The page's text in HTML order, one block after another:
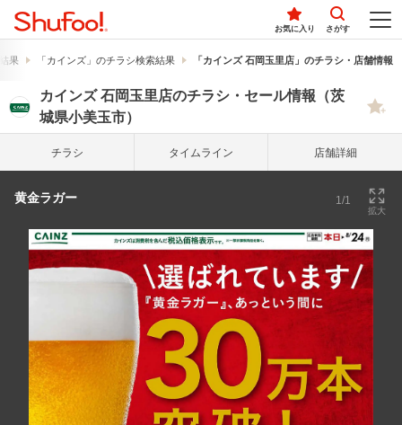
お気に入り さがす
果 「カインズ」のチラシ検索結果 「カインズ 石岡玉里店」のチラシ・店舗情報
カインズ 石岡玉里店のチラシ・セール情報（茨
城県小美玉市）
チラシ タイム ライン 店舗詳細
黄金ラガー 1/1
拡大